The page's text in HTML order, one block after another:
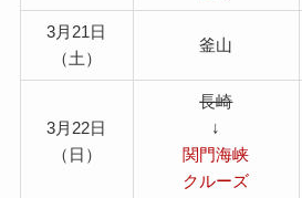
3月21日
（土）
釜山
3月22日
（日）
長崎
↓
関門海峡
クルーズ